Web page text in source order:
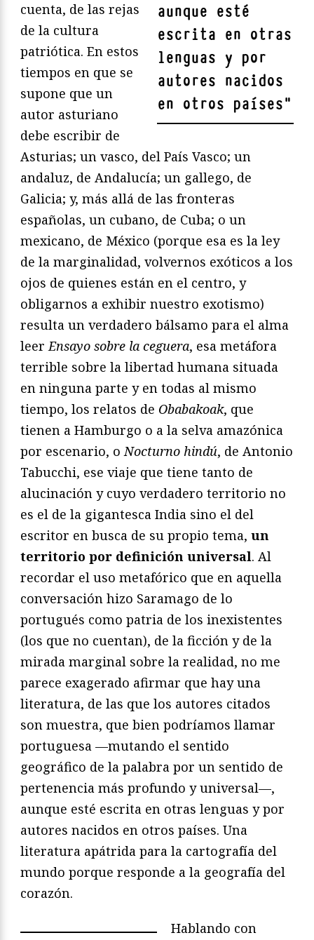
aunque esté
escrita en otras
lenguas y por
autores nacidos
en otros países"
cuenta, de las rejas
de la cultura
patriótica. En estos
tiempos en que se
supone que un
autor asturiano
debe escribir de
Asturias; un vasco, del País Vasco; un
andaluz, de Andalucía; un gallego, de
Galicia; y, más allá de las fronteras
españolas, un cubano, de Cuba; o un
mexicano, de México (porque esa es la ley
de la marginalidad, volvernos exóticos a los
ojos de quienes están en el centro, y
obligarnos a exhibir nuestro exotismo)
resulta un verdadero bálsamo para el alma
leerEnsayo sobre la ceguera, esa metáfora
terrible sobre la libertad humana situada
en ninguna parte y en todas al mismo
tiempo, los relatos de Obabakoak, que
tienen a Hamburgo o a la selva amazónica
por escenario, oNocturno hindú, de Antonio
Tabucchi, ese viaje que tiene tanto de
alucinación y cuyo verdadero territorio no
es el de la gigantesca India sino el del
escritor en busca de su propio tema, un
territorio por definición universal. Al
recordar el uso metafórico que en aquella
conversación hizo Saramago de lo
portugués como patria de los inexistentes
(los que no cuentan), de la ficción y de la
mirada marginal sobre la realidad, no me
parece exagerado afirmar que hay una
literatura, de las que los autores citados
son muestra, que bien podríamos llamar
portuguesa —mutando el sentido
geográfico de la palabra por un sentido de
pertenencia más profundo y universal—,
aunque esté escrita en otras lenguas y por
autores nacidos en otros países. Una
literatura apátrida para la cartografía del
mundo porque responde a la geografía del
corazón.
Hablando con